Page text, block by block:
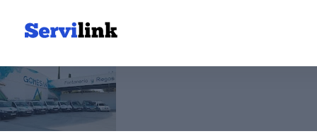
Fontanería Gomesan